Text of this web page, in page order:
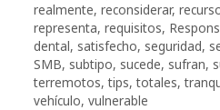
realmente, reconsiderar,
representa, requisitos,
dental, satisfecho, seguridad,
SMB, subtipo, sucede, sufran,
terremotos,tips,totales,
vehículo, vulnerable